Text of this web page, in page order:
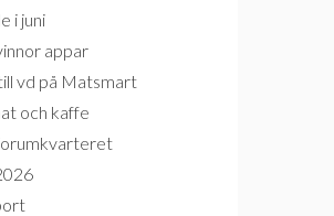
i juni
appar
vd på Matsmart
och kaffe